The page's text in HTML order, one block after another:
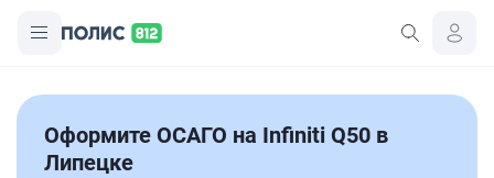
Оформите ОСАГО на Infiniti Q50 в
Липецке